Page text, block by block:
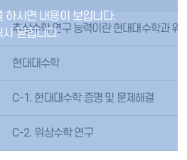
추상수학 연구 능력이란 현대대수학과 위
현대대수학
C-1. 현대대수학 증명 및 문제해결
C-2. 위상수학 연구